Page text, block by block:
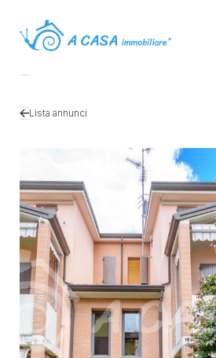
Lista annunci